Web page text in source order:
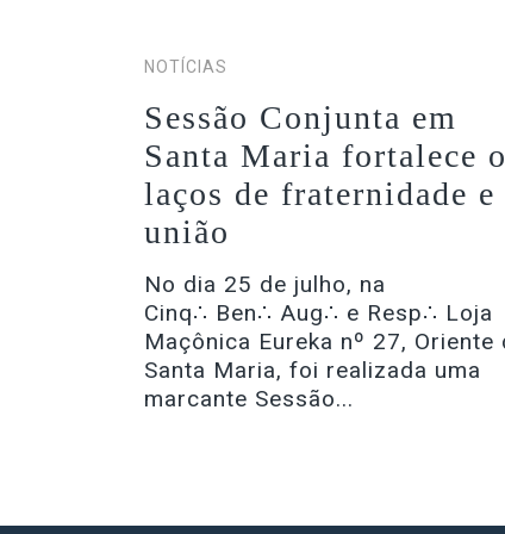
NOTÍCIAS
Sessão Conjunta em
Santa Maria fortalece
laços de fraternidade e
união
No dia 25 de julho, na
Cinq∴ Ben∴ Aug∴ e Resp∴ Loja
Maçônica Eureka nº 27, Oriente
Santa Maria, foi realizada uma
marcante Sessão...